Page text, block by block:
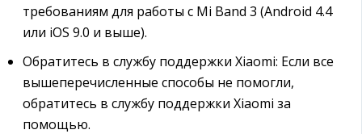
требованиям для работы с Mi Band 3 (Android 4.4
или iOS 9.0 и выше).
Обратитесь в службу поддержки Xiaomi: Если все
вышеперечисленные способы не помогли,
обратитесь в службу поддержки Xiaomi за
помощью.